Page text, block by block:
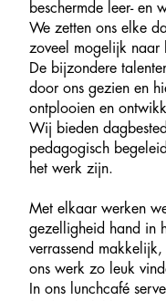
beschermde leer- en
We zetten ons elke
zoveel mogelijk naar
De bijzondere
door ons gezien en
ontplooien en
Wij bieden
pedagogisch
het werk zijn.
Met elkaar werken
gezelligheid hand in
verrassend
ons werk zo leuk
In ons lunchcafé